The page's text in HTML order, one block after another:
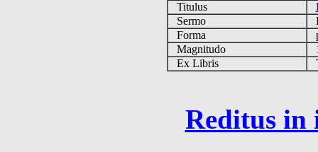
Titulus
Sermo
Forma
Magnitudo
Ex Libris
Reditus in